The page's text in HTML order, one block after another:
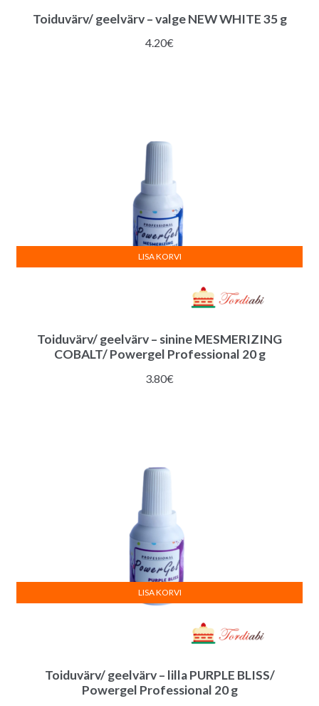
Toiduvärv/ geelvärv – valge NEW WHITE 35 g
4.20€
Toiduvärv/ geelvärv – sinine MESMERIZING
COBALT/ Powergel Professional 20 g
3.80€
LISA KORVI
Toiduvärv/ geelvärv – lilla PURPLE BLISS/
Powergel Professional 20 g
LISA KORVI